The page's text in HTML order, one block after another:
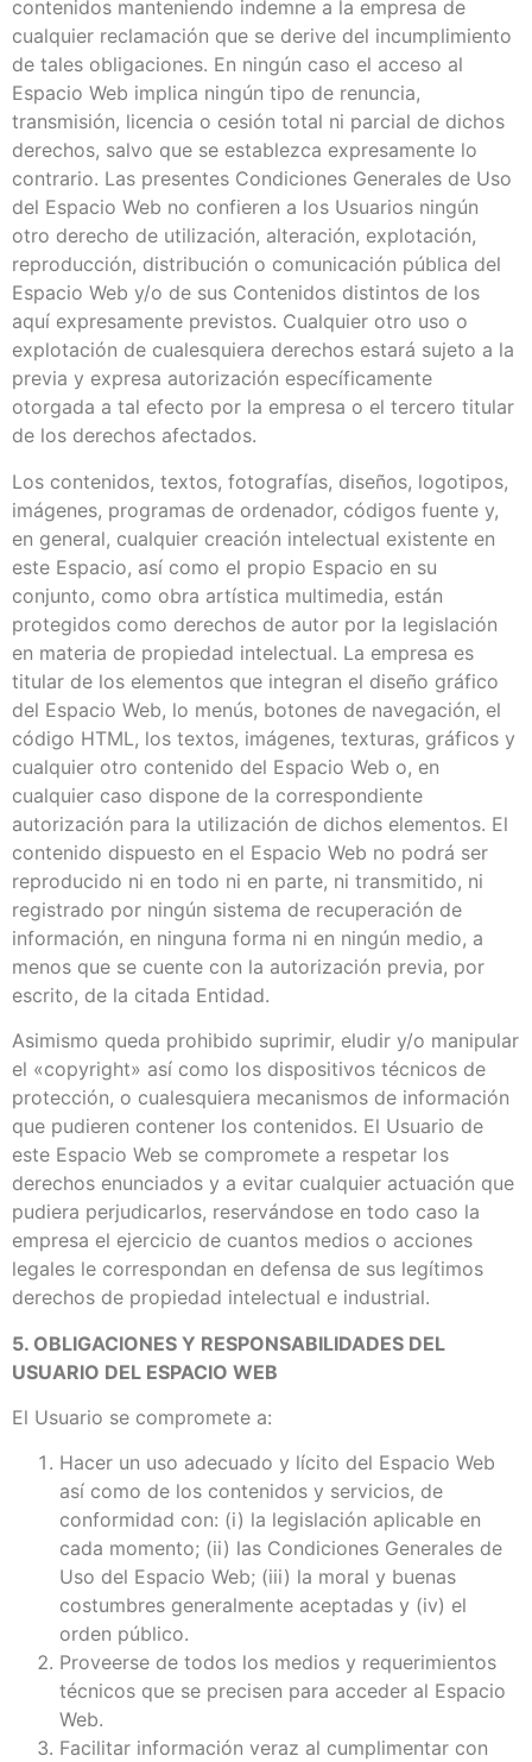
contenidos manteniendo indemne a la empresa de
cualquier reclamación que se derive del incumplimiento
de tales obligaciones. En ningún caso el acceso al
Espacio Web implica ningún tipo de renuncia,
transmisión, licencia o cesión total ni parcial de dichos
derechos, salvo que se establezca expresamente lo
contrario. Las presentes Condiciones Generales de Uso
del Espacio Web no confieren a los Usuarios ningún
otro derecho de utilización, alteración, explotación,
reproducción, distribución o comunicación pública del
Espacio Web y/o de sus Contenidos distintos de los
aquí expresamente previstos. Cualquier otro uso o
explotación de cualesquiera derechos estará sujeto a la
previa y expresa autorización específicamente
otorgada a tal efecto por la empresa o el tercero titular
de los derechos afectados.
Los contenidos, textos, fotografías, diseños, logotipos,
imágenes, programas de ordenador, códigos fuente y,
en general, cualquier creación intelectual existente en
este Espacio, así como el propio Espacio en su
conjunto, como obra artística multimedia, están
protegidos como derechos de autor por la legislación
en materia de propiedad intelectual. La empresa es
titular de los elementos que integran el diseño gráfico
del Espacio Web, lo menús, botones de navegación, el
código HTML, los textos, imágenes, texturas, gráficos y
cualquier otro contenido del Espacio Web o, en
cualquier caso dispone de la correspondiente
autorización para la utilización de dichos elementos. El
contenido dispuesto en el Espacio Web no podrá ser
reproducido ni en todo ni en parte, ni transmitido, ni
registrado por ningún sistema de recuperación de
información, en ninguna forma ni en ningún medio, a
menos que se cuente con la autorización previa, por
escrito, de la citada Entidad.
Asimismo queda prohibido suprimir, eludir y/o manipular
el «copyright» así como los dispositivos técnicos de
protección, o cualesquiera mecanismos de información
que pudieren contener los contenidos. El Usuario de
este Espacio Web se compromete a respetar los
derechos enunciados y a evitar cualquier actuación que
pudiera perjudicarlos, reservándose en todo caso la
empresa el ejercicio de cuantos medios o acciones
legales le correspondan en defensa de sus legítimos
derechos de propiedad intelectual e industrial.
5. OBLIGACIONES Y RESPONSABILIDADES DEL
USUARIO DEL ESPACIO WEB
El Usuario se compromete a:
Hacer un uso adecuado y lícito del Espacio Web
así como de los contenidos y servicios, de
conformidad con: (i) la legislación aplicable en
cada momento; (ii) las Condiciones Generales de
Uso del Espacio Web; (iii) la moral y buenas
costumbres generalmente aceptadas y (iv) el
orden público.
Proveerse de todos los medios y requerimientos
técnicos que se precisen para acceder al Espacio
Web.
Facilitar información veraz al cumplimentar con